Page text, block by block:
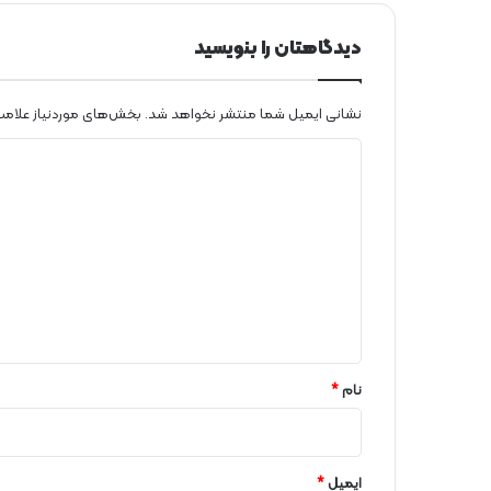
س
ا
ن
دیدگاهتان را بنویسید
نشانی ایمیل شما منتشر نخواهد شد. بخش‌های موردنیاز
نام*
ایمیل*